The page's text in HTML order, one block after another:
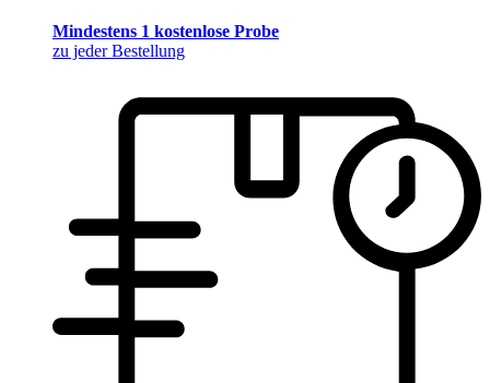
Mindestens 1 kostenlose Probe
zu jeder Bestellung